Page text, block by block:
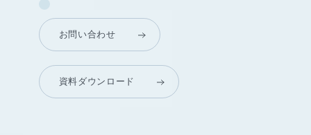
お問い合わせ
資料ダウンロード